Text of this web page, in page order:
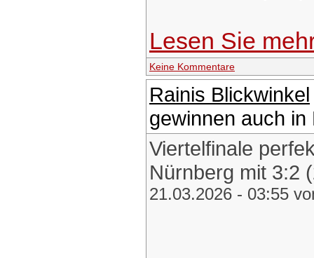
Lesen Sie
Keine Kommentare
Rainis Blickwinkel
gewinnen auch
Viertelfinale
Nürnberg mit 3:2
21.03.2026 - 03:55